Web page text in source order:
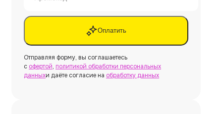
Оплатить
Отправляя форму, вы соглашаетесь
с офертой, политикой обработки персональных
данныхи даёте согласие на обработку данных